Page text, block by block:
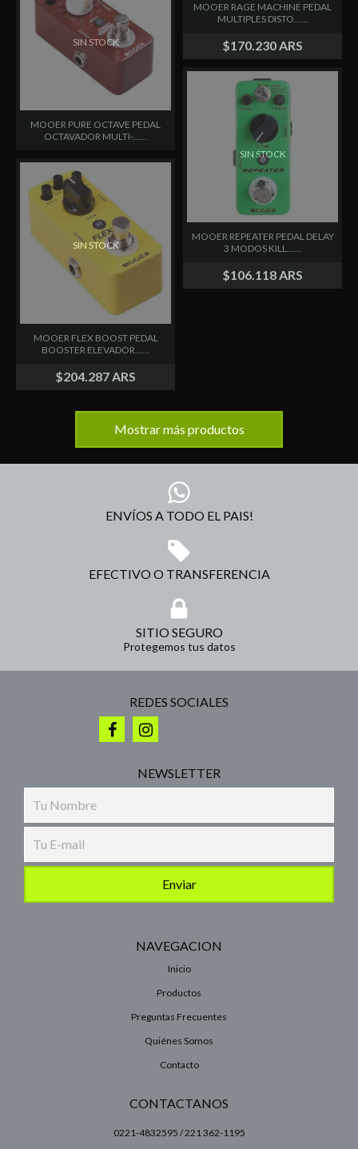
SIN STOCK
MOOER PURE OCTAVE PEDAL
OCTAVADOR MULTI-......
MOOER RAGE MACHINE PEDAL
MULTIPLES DISTO......
$170.230 ARS
SIN STOCK
MOOER FLEX BOOST PEDAL
BOOSTER ELEVADOR......
$204.287 ARS
SIN STOCK
MOOER REPEATER PEDAL DELAY
3 MODOS KILL......
$106.118 ARS
Mostrar más productos
ENVÍOS A TODO EL PAIS!
EFECTIVO O TRANSFERENCIA
SITIO SEGURO
Protegemos tus datos
REDES SOCIALES
NEWSLETTER
NAVEGACION
Inicio
Productos
Preguntas Frecuentes
Quiénes Somos
Contacto
CONTACTANOS
0221-4832595 / 221 362-1195